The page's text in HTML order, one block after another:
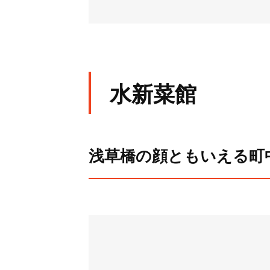
水新菜館
浅草橋の顔ともいえる